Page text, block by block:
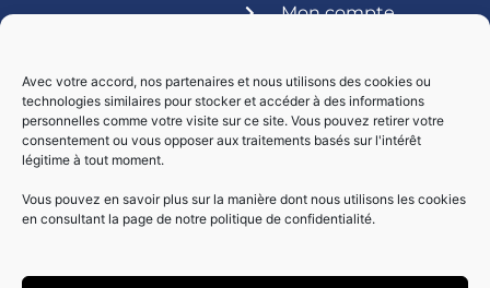
Avec votre accord, nos partenaires et nous utilisons des cookies ou
technologies similaires pour stocker et accéder à des informations
personnelles comme votre visite sur ce site. Vous pouvez retirer votre
consentement ou vous opposer aux traitements basés sur l'intérêt
légitime à tout moment.
Vous pouvez en savoir plus sur la manière dont nous utilisons les cookies
en consultant la page de notre politique de confidentialité.
Produits ateliers
Mon compte
Livraisons par :